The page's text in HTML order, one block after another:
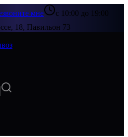
мне
с 10:00 до 19:00
18, Павильон 73